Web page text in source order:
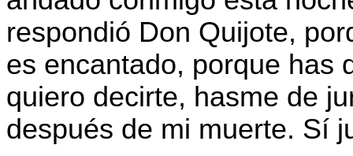
respondió Don Quijote,
es encantado, porque has
quiero decirte, hasme de
después de mi muerte. Sí